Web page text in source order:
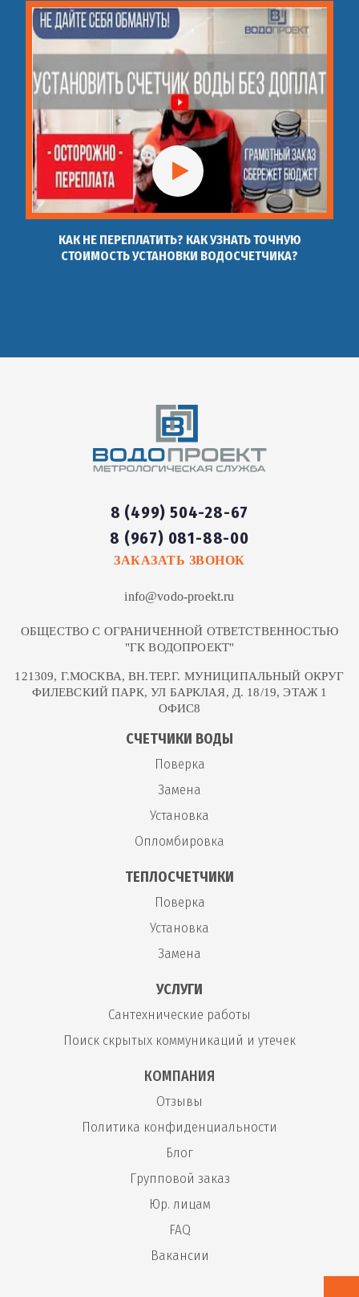
КАК НЕ ПЕРЕПЛАТИТЬ? КАК УЗНАТЬ ТОЧНУЮ
СТОИМОСТЬ УСТАНОВКИ ВОДОСЧЕТЧИКА?
8 (499) 504-28-67
8 (967) 081-88-00
ЗАКАЗАТЬ ЗВОНОК
info@vodo-proekt.ru
ОБЩЕСТВО С ОГРАНИЧЕННОЙ ОТВЕТСТВЕННОСТЬЮ
"ГК ВОДОПРОЕКТ"
121309, Г.МОСКВА, ВН.ТЕР.Г. МУНИЦИПАЛЬНЫЙ ОКРУГ
ФИЛЕВСКИЙ ПАРК, УЛ БАРКЛАЯ, Д. 18/19, ЭТАЖ 1
ОФИС8
СЧЕТЧИКИ ВОДЫ
Поверка
Замена
Установка
Опломбировка
ТЕПЛОСЧЕТЧИКИ
Поверка
Установка
Замена
УСЛУГИ
Сантехнические работы
Поиск скрытых коммуникаций и утечек
КОМПАНИЯ
Отзывы
Политика конфиденциальности
Блог
Групповой заказ
Юр. лицам
FAQ
Вакансии